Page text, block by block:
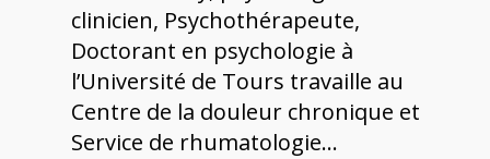
clinicien, Psychothérapeute,
Doctorant en psychologie à
l’Université de Tours travaille au
Centre de la douleur chronique et
Service de rhumatologie…